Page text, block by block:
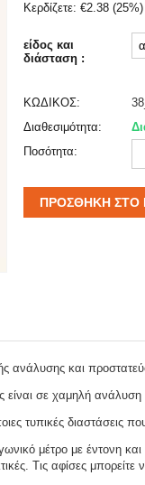
Κερδίζετε: €2.38 (25%)
είδος και
διάσταση :
ΚΩΔΙΚΟΣ:
Διαθεσιμότητα:
Ποσότητα:
ΠΡΟΣΘΉΚΗ ΣΤΟ
ανάλυσης και
σε χαμηλή
τυπικές διαστάσεις
μέτρο με έντονη
Τις αφίσες μπορείτε